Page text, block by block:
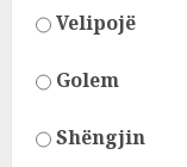
Velipojë
Golem
Shëngjin